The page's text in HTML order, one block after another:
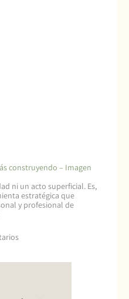
construyendo – Imagen
ni un acto superficial. Es,
estratégica que
y profesional de